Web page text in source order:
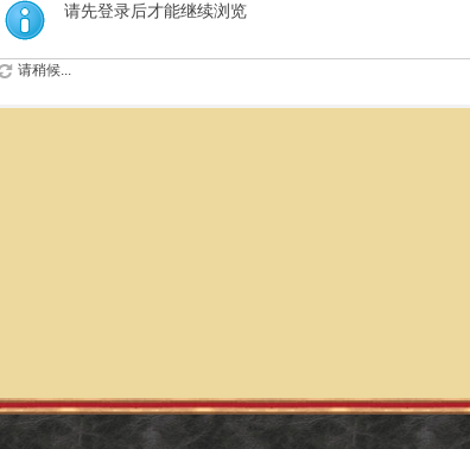
请先登录后才能继续浏览
请稍候...